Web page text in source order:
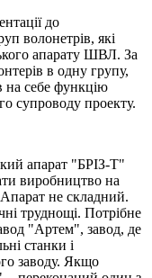
до
волонетрів, які
апарату ШВЛ. За
в одну групу,
на себе функцію
супроводу проекту.
апарат "БРІЗ-Т"
виробництво на
не складний.
труднощі. Потрібне
"Артем", завод, де
станки і
заводу. Якщо